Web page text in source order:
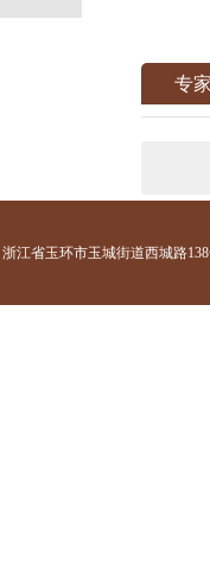
专
江省玉环市玉城街道西城路